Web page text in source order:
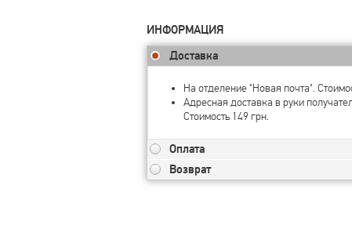
ИНФОРМАЦИЯ
Доставка
На отделение "Новая почта".
Адресная доставка в руки
Стоимость 149 грн.
Оплата
Возврат